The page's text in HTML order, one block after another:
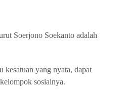
Soerjono Soekanto adalah
kesatuan yang nyata, dapat
sosialnya.